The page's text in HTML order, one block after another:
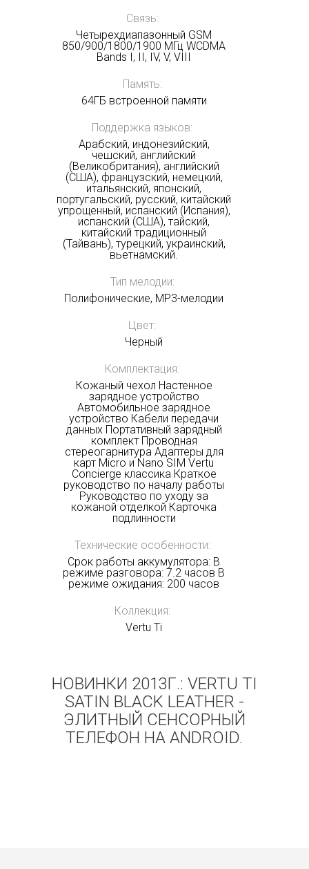
Связь:
Четырехдиапазонный GSM
850/900/1800/1900 МГц WCDMA
Bands I, II, IV, V, VIII
Память:
64ГБ встроенной памяти
Поддержка языков:
Арабский, индонезийский,
чешский, английский
(Великобритания), английский
(США), французский, немецкий,
итальянский, японский,
португальский, русский, китайский
упрощенный, испанский (Испания),
испанский (США), тайский,
китайский традиционный
(Тайвань), турецкий, украинский,
вьетнамский.
Тип мелодии:
Полифонические, MP3-мелодии
Цвет:
Черный
Комплектация:
Кожаный чехол Настенное
зарядное устройство
Автомобильное зарядное
устройство Кабели передачи
данных Портативный зарядный
комплект Проводная
стереогарнитура Адаптеры для
карт Micro и Nano SIM Vertu
Concierge классика Краткое
руководство по началу работы
Руководство по уходу за
кожаной отделкой Карточка
подлинности
Технические особенности:
Срок работы аккумулятора: В
режиме разговора: 7.2 часов В
режиме ожидания: 200 часов
Коллекция:
Vertu Ti
НОВИНКИ 2013Г.: VERTU TI
SATIN BLACK LEATHER -
ЭЛИТНЫЙ СЕНСОРНЫЙ
ТЕЛЕФОН НА ANDROID.